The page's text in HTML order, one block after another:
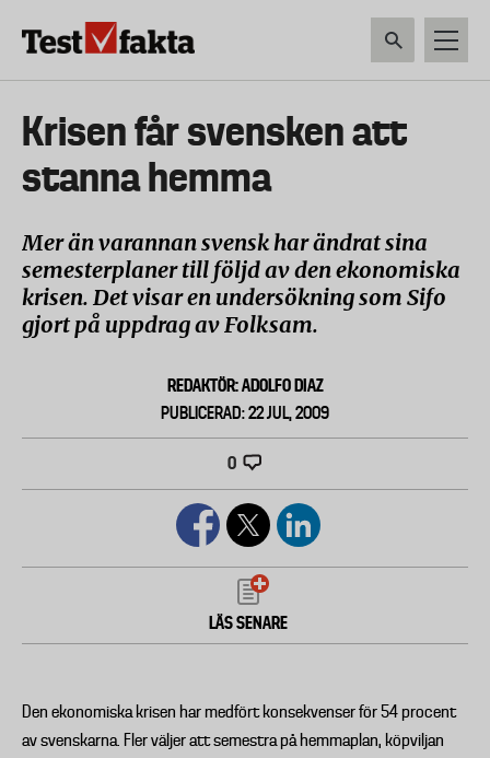
Huvudmeny
ny
TEKNIK
Krisen får svensken att
stanna hemma
Mer än varannan svensk har ändrat sina
semesterplaner till följd av den ekonomiska
krisen. Det visar en undersökning som Sifo
gjort på uppdrag av Folksam.
REDAKTÖR: ADOLFO DIAZ
PUBLICERAD: 22 JUL, 2009
0
LÄS SENARE
Den ekonomiska krisen har medfört konsekvenser för 54 procent
av svenskarna. Fler väljer att semestra på hemmaplan, köpviljan